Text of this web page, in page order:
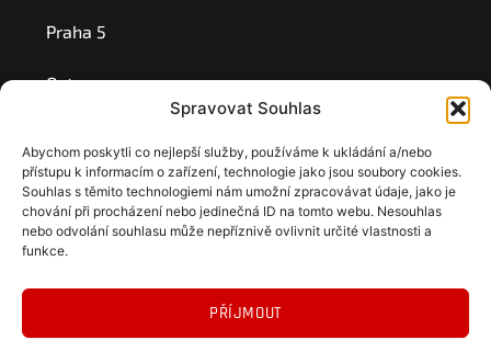
Spravovat Souhlas
Abychom poskytli co nejlepší služby, používáme k ukládání a/nebo
přístupu k informacím o zařízení, technologie jako jsou soubory cookies.
Souhlas s těmito technologiemi nám umožní zpracovávat údaje, jako je
chování při procházení nebo jedinečná ID na tomto webu. Nesouhlas
nebo odvolání souhlasu může nepříznivě ovlivnit určité vlastnosti a
funkce.
PŘÍJMOUT
Praha 5
Ostrava